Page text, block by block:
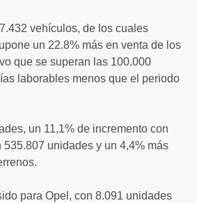
vehículos, de los cuales
un 22.8% más en venta de los
que se superan las 100.000
laborables menos que el periodo
un 11,1% de incremento con
unidades y un 4,4% más
para Opel, con 8.091 unidades